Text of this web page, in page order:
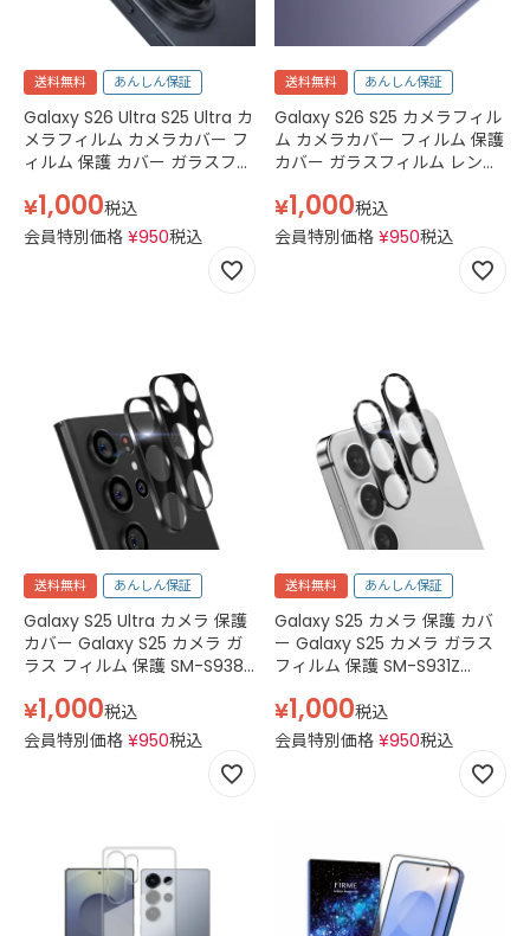
送料無料 あんしん保証
Galaxy S26 Ultra S25 Ultra カ
メラフィルム カメラカバー フ
ィルム 保護 カバー ガラスフィ
ー SM-S938Z softbank SC-
52F docomo SCG32 au SM-
S938Q SIMフリー 耐衝撃 割れ
¥1,000税込
会員特別価格 ¥950税込
送料無料 あんしん保証
Galaxy S26 S25 カメラフィル
ム カメラカバー フィルム 保護
カバー ガラスフィルム レンズ
S931Z softbank SC-51F
docomo SCG31 au SM-
S931Q SIMフリー Glass カラ
¥1,000税込
会員特別価格 ¥950税込
送料無料 あんしん保証
Galaxy S25 Ultra カメラ 保護
カバー Galaxy S25 カメラ ガ
ラス フィルム 保護 SM-S938Z
SCG32 au SM-S938Q SIMフ
リー SIMフリー カメラレンズ
レンズ カメラ ギャラクシー
s25 ウルトラ Glass クリア ブ
¥1,000税込
会員特別価格 ¥950税込
送料無料 あんしん保証
Galaxy S25 カメラ 保護 カバ
ー Galaxy S25 カメラ ガラス
フィルム 保護 SM-S931Z
SCG31 au SM-S931Q SIMフリ
ー カメラレンズ 保護 カバー
レンズ カメラ ギャラクシー
s25 Glass クリア ブラック 強
¥1,000税込
会員特別価格 ¥950税込